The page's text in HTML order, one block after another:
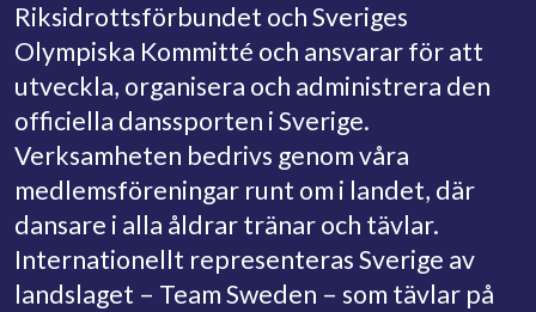
Riksidrottsförbundet och Sveriges
Olympiska Kommitté och ansvarar för att
utveckla, organisera och administrera den
officiella danssporten i Sverige.
Verksamheten bedrivs genom våra
medlemsföreningar runt om i landet, där
dansare i alla åldrar tränar och tävlar.
Internationellt representeras Sverige av
landslaget – Team Sweden – som tävlar på